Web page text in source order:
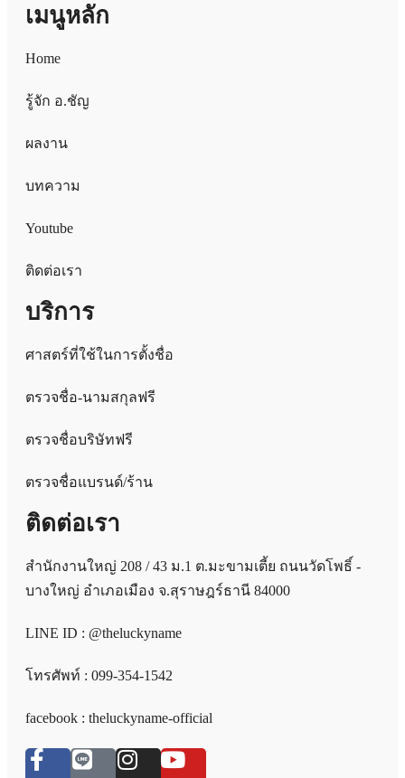
เมนูหลัก
Home
รู้จัก อ.ชัญ
ผลงาน
บทความ
Youtube
ติดต่อเรา
บริการ
ศาสตร์ที่ใช้ในการตั้งชื่อ
ตรวจชื่อ-นามสกุลฟรี
ตรวจชื่อบริษัทฟรี
ตรวจชื่อแบรนด์/ร้าน
ติดต่อเรา
สำนักงานใหญ่ 208 / 43 ม.1 ต.มะขามเตี้ย ถนนวัดโพธิ์ -
บางใหญ่ อำเภอเมือง จ.สุราษฎร์ธานี 84000
LINE ID : @theluckyname
โทรศัพท์ : 099-354-1542
facebook : theluckyname-official